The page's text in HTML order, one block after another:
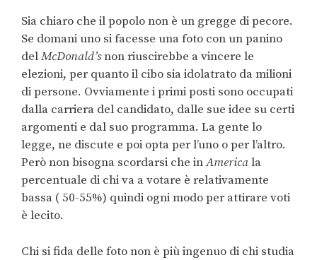
Sia chiaro che il popolo non è un gregge di pecore.
Se domani uno si facesse una foto con un panino
delMcDonald’snon riuscirebbe a vincere le
elezioni, per quanto il cibo sia idolatrato da milioni
di persone. Ovviamente i primi posti sono occupati
dalla carriera del candidato, dalle sue idee su certi
argomenti e dal suo programma. La gente lo
legge, ne discute e poi opta per l’uno o per l’altro.
Però non bisogna scordarsi che inAmericala
percentuale di chi va a votare è relativamente
bassa ( 50-55%) quindi ogni modo per attirare voti
è lecito.
Chi si fida delle foto non è più ingenuo di chi studia